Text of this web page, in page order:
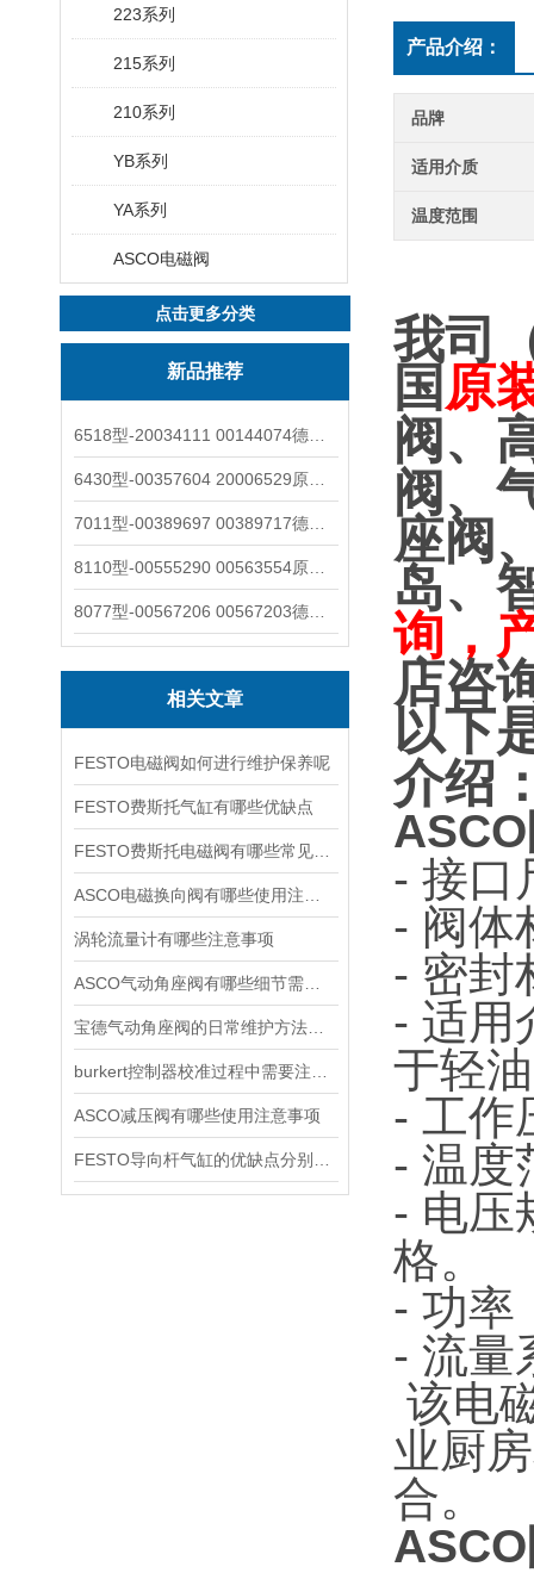
223系列
215系列
210系列
YB系列
YA系列
ASCO电磁阀
点击更多分类
新品推荐
相关文章
FESTO电磁阀如何进行维护保养呢
FESTO费斯托气缸有哪些优缺点
涡轮流量计有哪些注意事项
ASCO减压阀有哪些使用注意事项
产品介绍：
品牌
适用介质
温度范围
我司
国 原
阀、
阀、
座阀
岛、
询，
店咨
以下
介绍
- 接口
- 阀体
- 密封
- 适用
于轻
- 工作
- 温度
- 电压
格。
- 功率
- 流量
该电
业厨
合。